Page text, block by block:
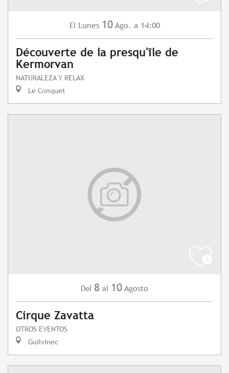
El Lunes 10 Ago. a 14:00
Découverte de la presqu'île de
Kermorvan
NATURALEZA Y RELAX
Le Conquet
Del 8 al 10 Agosto
Cirque Zavatta
OTROS EVENTOS
Guilvinec